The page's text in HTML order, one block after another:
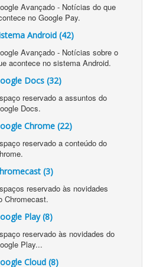
Avançado - Notícias do que
no Google Pay.
Android (42)
Avançado - Notícias sobre o
acontece no sistema Android.
Docs (32)
reservado a assuntos do
Docs.
Chrome (22)
reservado a conteúdo do
(3)
reservado às novidades
Chromecast.
Play (8)
reservado às novidades do
Play...
Cloud (8)